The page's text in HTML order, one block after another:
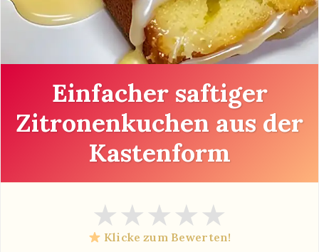
Einfacher saftiger
Zitronenkuchen aus der
Kastenform
★★★★★
Klicke zum Bewerten!